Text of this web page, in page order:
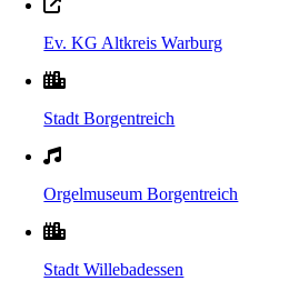
Ev. KG Altkreis Warburg
Stadt Borgentreich
Orgelmuseum Borgentreich
Stadt Willebadessen